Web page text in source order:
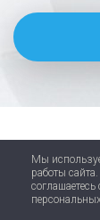
Мы
работы
соглашаетесь